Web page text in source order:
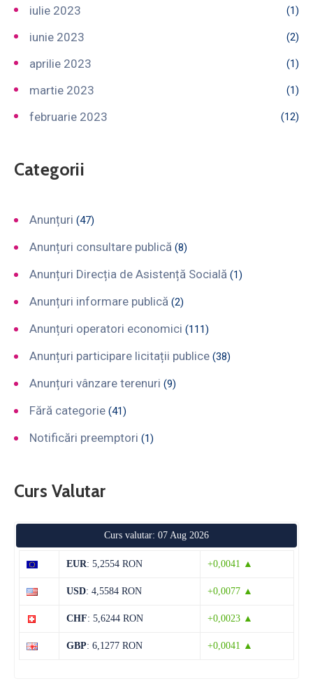
iulie 2023 (1)
iunie 2023 (2)
aprilie 2023 (1)
martie 2023 (1)
februarie 2023 (12)
Categorii
Anunțuri (47)
Anunțuri consultare publică (8)
Anunțuri Direcția de Asistență Socială (1)
Anunțuri informare publică (2)
Anunțuri operatori economici (111)
Anunțuri participare licitații publice (38)
Anunțuri vânzare terenuri (9)
Fără categorie (41)
Notificări preemptori (1)
Curs Valutar
Curs valutar: 07 Aug 2026
EUR: 5,2554 RON +0,0041 ▲
USD: 4,5584 RON +0,0077 ▲
CHF: 5,6244 RON +0,0023 ▲
GBP: 6,1277 RON +0,0041 ▲